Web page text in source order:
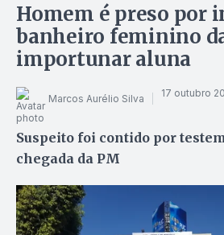
Homem é preso por
banheiro feminino
importunar aluna
Marcos Aurélio Silva 17 outubro
Suspeito foi contido por
chegada da PM